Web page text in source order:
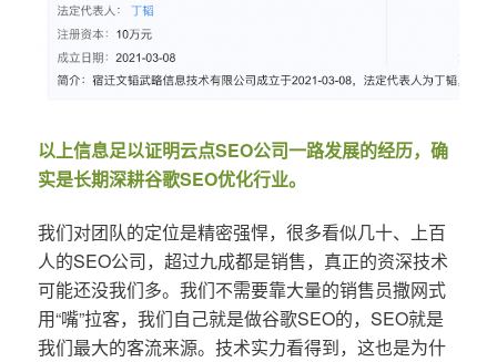
以上信息足以证明云点SEO公司一路发展的经历，确
实是长期深耕谷歌SEO优化行业。
我们对团队的定位是精密强悍，很多看似几十、上百
人的SEO公司，超过九成都是销售，真正的资深技术
可能还没我们多。我们不需要靠大量的销售员撒网式
用“嘴”拉客，我们自己就是做谷歌SEO的，SEO就是
我们最大的客流来源。技术实力看得到，这也是为什